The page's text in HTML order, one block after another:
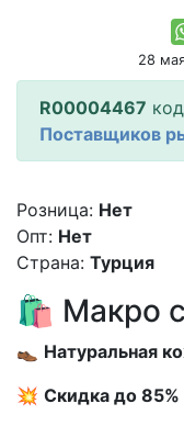
28
R00004467
Поставщиков
Розница: Нет
Опт: Нет
Страна: Турция
🛍️ Макро
👞 Натуральная
💥 Скидка до 85%